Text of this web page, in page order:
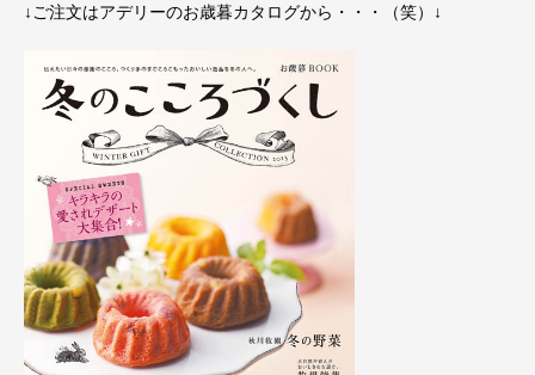
↓ご注文はアデリーのお歳暮カタログから・・・（笑）↓